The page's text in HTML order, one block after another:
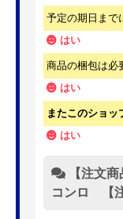
予定の期日まで
はい
商品の梱包は必
はい
またこのショッ
はい
【注文
コンロ 【